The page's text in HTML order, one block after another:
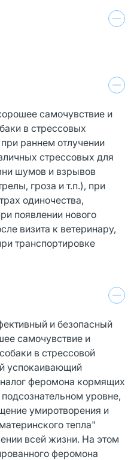
самочувствие и
в стрессовых
раннем отлучении
стрессовых для
шумов и взрывов
гроза и т.п.), при
одиночества,
появлении нового
визита к ветеринару,
транспортировке
и безопасный
самочувствие и
в стрессовой
успокаивающий
феромона кормящих
уровне,
умиротворения и
тепла"
всей жизни. На этом
феромона